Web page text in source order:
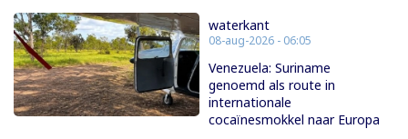
waterkant
08-aug-2026 - 06:05
Venezuela: Suriname
genoemd als route in
internationale
cocaïnesmokkel naar Europa